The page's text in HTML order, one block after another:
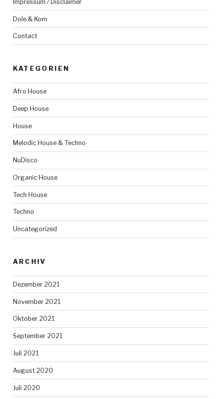
Impressum / Disclaimer
Dole & Kom
Contact
KATEGORIEN
Afro House
Deep House
House
Melodic House & Techno
NuDisco
Organic House
Tech House
Techno
Uncategorized
ARCHIV
Dezember 2021
November 2021
Oktober 2021
September 2021
Juli 2021
August 2020
Juli 2020